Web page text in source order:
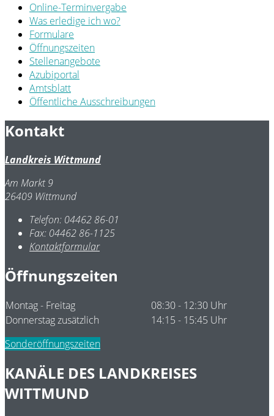
Online-Terminvergabe
Was erledige ich wo?
Formulare
Öffnungszeiten
Stellenangebote
Azubiportal
Amtsblatt
Öffentliche Ausschreibungen
Kontakt
Landkreis Wittmund
Am Markt 9
26409 Wittmund
Telefon: 04462 86-01
Fax: 04462 86-1125
Kontaktformular
Öffnungszeiten
Montag - Freitag
08:30 - 12:30 Uhr
Donnerstag zusätzlich
14:15 - 15:45 Uhr
Sonderöffnungszeiten
KANÄLE DES LANDKREISES
WITTMUND